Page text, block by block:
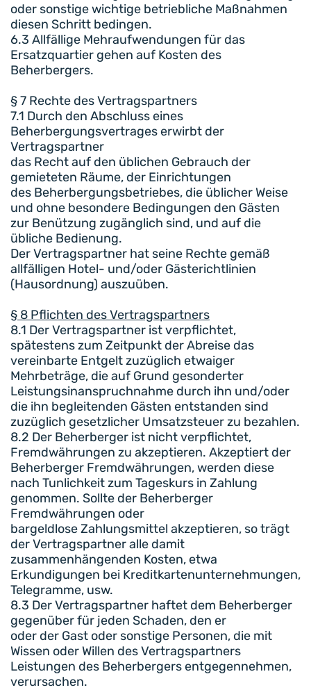
oder sonstige wichtige betriebliche Maßnahmen
diesen Schritt bedingen.
6.3 Allfällige Mehraufwendungen für das
Ersatzquartier gehen auf Kosten des
Beherbergers.
§ 7 Rechte des Vertragspartners
7.1 Durch den Abschluss eines
Beherbergungsvertrages erwirbt der
Vertragspartner
das Recht auf den üblichen Gebrauch der
gemieteten Räume, der Einrichtungen
des Beherbergungsbetriebes, die üblicher Weise
und ohne besondere Bedingungen den Gästen
zur Benützung zugänglich sind, und auf die
übliche Bedienung.
Der Vertragspartner hat seine Rechte gemäß
allfälligen Hotel- und/oder Gästerichtlinien
(Hausordnung) auszuüben.
§ 8 Pflichten des Vertragspartners
8.1 Der Vertragspartner ist verpflichtet,
spätestens zum Zeitpunkt der Abreise das
vereinbarte Entgelt zuzüglich etwaiger
Mehrbeträge, die auf Grund gesonderter
Leistungsinanspruchnahme durch ihn und/oder
die ihn begleitenden Gästen entstanden sind
zuzüglich gesetzlicher Umsatzsteuer zu bezahlen.
8.2 Der Beherberger ist nicht verpflichtet,
Fremdwährungen zu akzeptieren. Akzeptiert der
Beherberger Fremdwährungen, werden diese
nach Tunlichkeit zum Tageskurs in Zahlung
genommen. Sollte der Beherberger
Fremdwährungen oder
bargeldlose Zahlungsmittel akzeptieren, so trägt
der Vertragspartner alle damit
zusammenhängenden Kosten, etwa
Erkundigungen bei Kreditkartenunternehmungen,
Telegramme, usw.
8.3 Der Vertragspartner haftet dem Beherberger
gegenüber für jeden Schaden, den er
oder der Gast oder sonstige Personen, die mit
Wissen oder Willen des Vertragspartners
Leistungen des Beherbergers entgegennehmen,
verursachen.